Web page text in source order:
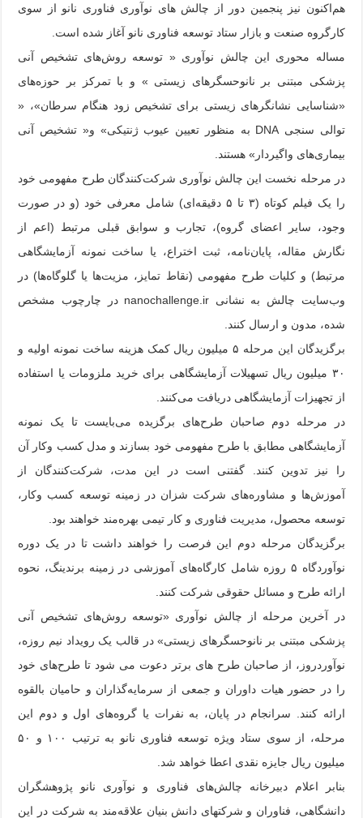
هم‌اکنون نیز پنجمین دور از چالش های نوآوری فناوری نانو از سوی
کارگروه صنعت و بازار ستاد توسعه فناوری نانو آغاز شده است.
مساله محوری این چالش نوآوری « توسعه روش‌های تشخیص آنی
پزشکی مبتنی بر نانوحسگرهای زیستی » و با تمرکز بر حوزه‌های
«شناسایی نشانگرهای زیستی برای تشخیص زود هنگام سرطان»، «
توالی سنجی DNA به منظور تعیین عیوب ژنتیکی» و« تشخیص آنی
بیماری‌های واگیردار» هستند.
در مرحله نخست این چالش نوآوری شرکت‌کنندگان طرح مفهومی خود
را یک فیلم کوتاه (۳ تا ۵ دقیقه‌ای) شامل معرفی خود (و در صورت
وجود، سایر اعضای گروه)، تجارب و سوابق قبلی مرتبط (اعم از
نگارش مقاله، پایان‌نامه، ثبت اختراع، یا ساخت نمونه آزمایشگاهی
مرتبط) و کلیات طرح مفهومی (نقاط تمایز، مزیت‌ها یا گلوگاه‌ها) در
وب‌سایت چالش به نشانی nanochallenge.ir در چارچوب مشخص
شده، مدون و ارسال کنند.
برگزیدگان این مرحله ۵ میلیون ریال کمک هزینه ساخت نمونه اولیه و
۳۰ میلیون ریال تسهیلات آزمایشگاهی برای خرید ملزومات یا استفاده
از تجهیزات آزمایشگاهی دریافت می‌کنند.
در مرحله دوم صاحبان طرح‌های برگزیده می‌بایست تا یک نمونه
آزمایشگاهی مطابق با طرح مفهومی خود بسازند و مدل کسب وکار آن
را نیز تدوین کنند. گفتنی است در این مدت، شرکت‌کنندگان از
آموزش‌ها و مشاوره‌های شرکت شزان در زمینه توسعه کسب وکار،
توسعه محصول، مدیریت فناوری و کار تیمی بهره‌مند خواهند بود.
برگزیدگان مرحله دوم این فرصت را خواهند داشت تا در یک دوره
نوآوردگاه ۵ روزه شامل کارگاه‌های آموزشی در زمینه برندینگ، نحوه
ارائه طرح و مسائل حقوقی شرکت کنند.
در آخرین مرحله از چالش نوآوری «توسعه روش‌های تشخیص آنی
پزشکی مبتنی بر نانوحسگرهای زیستی» در قالب یک رویداد نیم روزه،
نوآوردروز، از صاحبان طرح های برتر دعوت می شود تا طرح‌های خود
را در حضور هیات داوران و جمعی از سرمایه‌گذاران و حامیان بالقوه
ارائه کنند. سرانجام در پایان، به نفرات یا گروه‌های اول و دوم این
مرحله، از سوی ستاد ویژه توسعه فناوری نانو به ترتیب ۱۰۰ و ۵۰
میلیون ریال جایزه نقدی اعطا خواهد شد.
بنابر اعلام دبیرخانه چالش‌های فناوری و نوآوری نانو پژوهشگران
دانشگاهی، فناوران و شرکت‏های دانش ‏بنیان علاقه‌مند به شرکت در این